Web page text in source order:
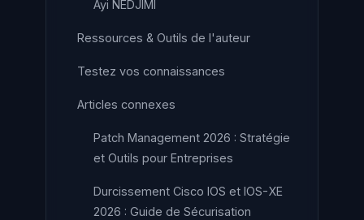
Ayi NEDJIMI
Ressources & Outils de l'auteur
Testez vos connaissances
Articles connexes
Patch Management 2026 : Stratégie
et Outils pour Entreprises
Durcissement Cisco IOS et IOS-XE
2026 : Guide de Sécurisation